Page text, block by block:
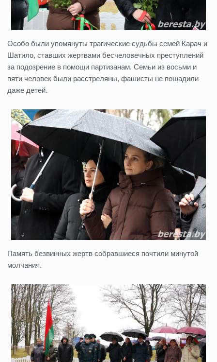
Особо были упомянуты трагические судьбы семей Карач и
Шатило, ставших жертвами бесчеловечных преступлений
за подозрение в помощи партизанам. Семьи из восьми и
пяти человек были расстреляны, фашисты не пощадили
даже детей.
Память безвинных жертв собравшиеся почтили минутой
молчания.